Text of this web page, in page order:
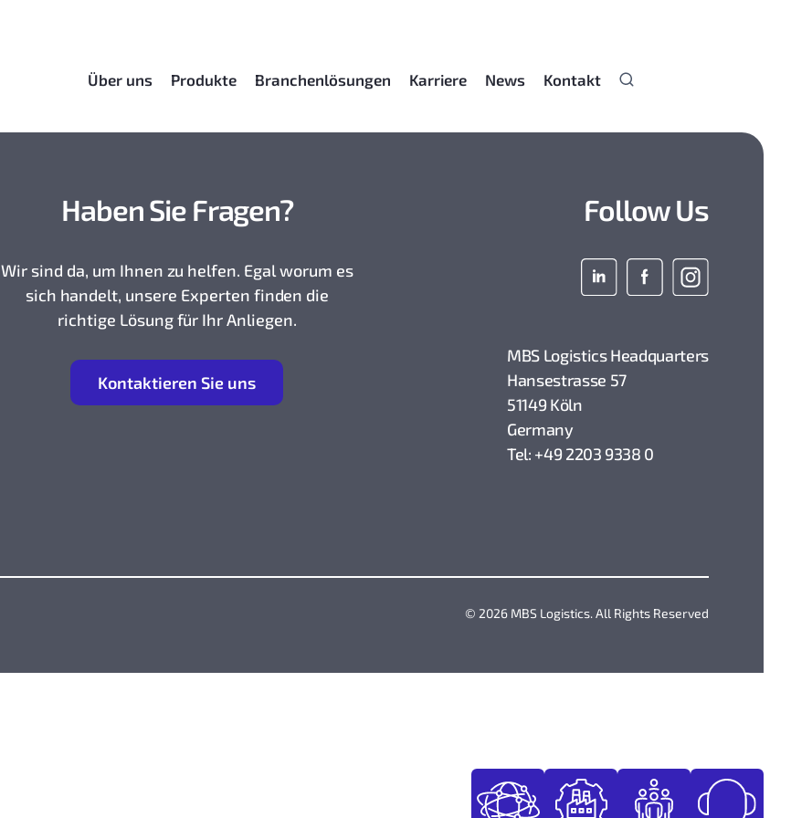
Über uns Produkte Branchenlösungen Karriere News Kontakt
Haben Sie Fragen?
Wir sind da, um Ihnen zu helfen. Egal worum es
sich handelt, unsere Experten finden die
richtige Lösung für Ihr Anliegen.
Kontaktieren Sie uns
Follow Us
MBS Logistics Headquarters
Hansestrasse 57
51149 Köln
Germany
Tel: +49 2203 9338 0
© 2026 MBS Logistics. All Rights Reserved